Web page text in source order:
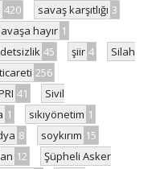
420 savaş karşıtlığı 3
hayır 1
45 şiir 4
Silah
256
41
Sivil
1 sıkıyönetim 1
8 soykırım 15
12
Şüpheli Asker